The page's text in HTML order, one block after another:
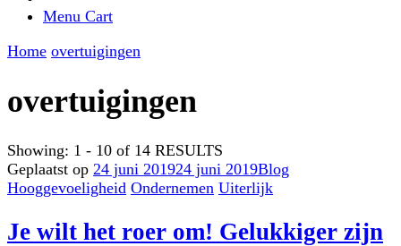
Menu Cart
Home overtuigingen
overtuigingen
Showing: 1 - 10 of 14 RESULTS
Geplaatst op 24 juni 201924 juni 2019Blog
Hooggevoeligheid Ondernemen Uiterlijk
Je wilt het roer om! Gelukkiger zijn